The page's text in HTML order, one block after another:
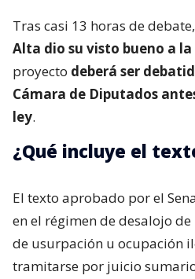
Tras casi 13 horas de
Alta dio su visto bueno a
proyecto deberá ser
Cámara de Diputados
ley.
¿Qué incluye el
El texto aprobado por el
en el régimen de desalojo
de usurpación u ocupación
tramitarse por juicio